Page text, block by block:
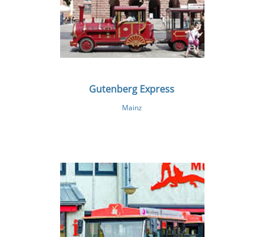
Gutenberg Express
Mainz